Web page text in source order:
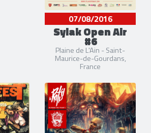
07/08/2016
Sylak Open Air
#6
Plaine de L'Ain - Saint-
Maurice-de-Gourdans,
France